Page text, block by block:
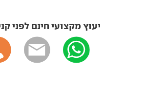
יעוץ מקצועי חינם לפני